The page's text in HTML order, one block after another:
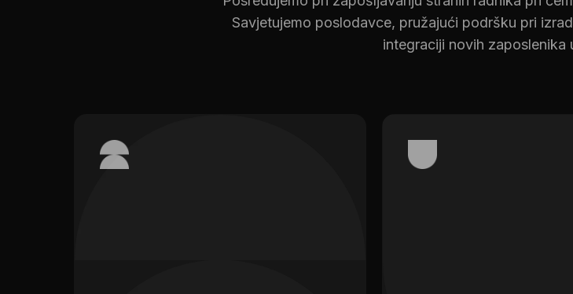
Savjetujemo poslodavce, pružajući podršku pri
integraciji novih zaposlenika
Indija